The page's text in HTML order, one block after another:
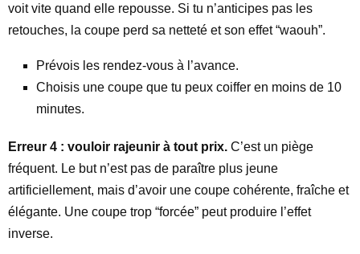
voit vite quand elle repousse. Si tu n’anticipes pas les
retouches, la coupe perd sa netteté et son effet “waouh”.
Prévois les rendez-vous à l’avance.
Choisis une coupe que tu peux coiffer en moins de 10
minutes.
Erreur 4 : vouloir rajeunir à tout prix. C’est un piège
fréquent. Le but n’est pas de paraître plus jeune
artificiellement, mais d’avoir une coupe cohérente, fraîche et
élégante. Une coupe trop “forcée” peut produire l’effet
inverse.